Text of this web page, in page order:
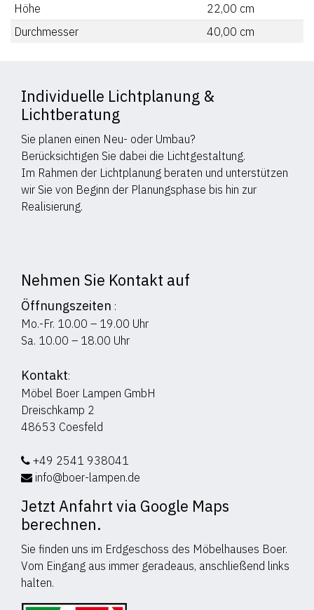
Höhe
22,00 cm
Durchmesser
40,00 cm
Individuelle Lichtplanung &
Lichtberatung
Sie planen einen Neu- oder Umbau?
Berücksichtigen Sie dabei die Lichtgestaltung.
Im Rahmen der Lichtplanung beraten und unterstützen
wir Sie von Beginn der Planungsphase bis hin zur
Realisierung.
Nehmen Sie Kontakt auf
Öffnungszeiten :
Mo.-Fr. 10.00 – 19.00 Uhr
Sa. 10.00 – 18.00 Uhr
Kontakt:
Möbel Boer Lampen GmbH
Dreischkamp 2
48653 Coesfeld
+49 2541 938041
info@boer-lampen.de
Jetzt Anfahrt via Google Maps
berechnen.
Sie finden uns im Erdgeschoss des Möbelhauses Boer.
Vom Eingang aus immer geradeaus, anschließend links
halten.